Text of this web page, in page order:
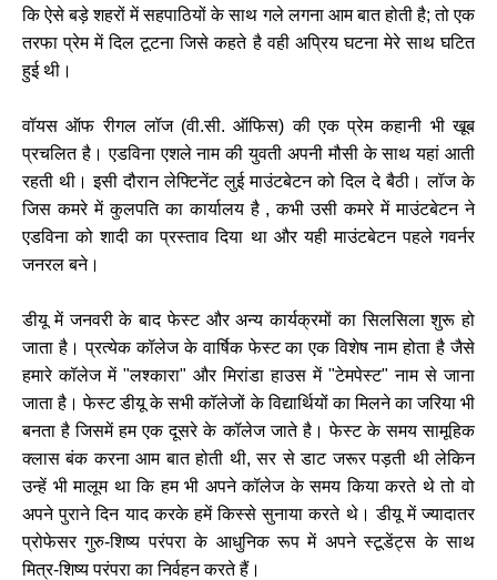
कि ऐसे बड़े शहरों में सहपाठियों के साथ गले लगना आम बात होती है; तो एक
तरफा प्रेम में दिल टूटना जिसे कहते है वही अप्रिय घटना मेरे साथ घटित
हुई थी।
वॉयस ऑफ रीगल लॉज (वी.सी. ऑफिस) की एक प्रेम कहानी भी खूब
प्रचलित है। एडविना एशले नाम की युवती अपनी मौसी के साथ यहां आती
रहती थी। इसी दौरान लेफ्टिनेंट लुई माउंटबेटन को दिल दे बैठी। लॉज के
जिस कमरे में कुलपति का कार्यालय है , कभी उसी कमरे में माउंटबेटन ने
एडविना को शादी का प्रस्ताव दिया था और यही माउंटबेटन पहले गवर्नर
जनरल बने।
डीयू में जनवरी के बाद फेस्ट और अन्य कार्यक्रमों का सिलसिला शुरू हो
जाता है। प्रत्येक कॉलेज के वार्षिक फेस्ट का एक विशेष नाम होता है जैसे
हमारे कॉलेज में "लश्कारा" और मिरांडा हाउस में "टेमपेस्ट" नाम से जाना
जाता है। फेस्ट डीयू के सभी कॉलेजों के विद्यार्थियों का मिलने का जरिया भी
बनता है जिसमें हम एक दूसरे के कॉलेज जाते है। फेस्ट के समय सामूहिक
क्लास बंक करना आम बात होती थी, सर से डाट जरूर पड़ती थी लेकिन
उन्हें भी मालूम था कि हम भी अपने कॉलेज के समय किया करते थे तो वो
अपने पुराने दिन याद करके हमें किस्से सुनाया करते थे। डीयू में ज्यादातर
प्रोफेसर गुरु-शिष्य परंपरा के आधुनिक रूप में अपने स्टूडेंट्स के साथ
मित्र-शिष्य परंपरा का निर्वहन करते हैं।